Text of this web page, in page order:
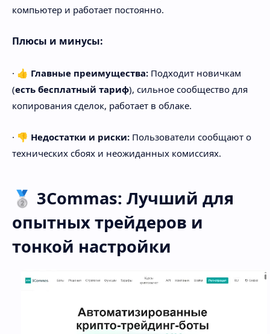
компьютер и работает постоянно.
Плюсы и минусы:
· 👍 Главные преимущества: Подходит новичкам
(есть бесплатный тариф), сильное сообщество для
копирования сделок, работает в облаке.
· 👎 Недостатки и риски: Пользователи сообщают о
технических сбоях и неожиданных комиссиях.
🥈 3Commas: Лучший для
опытных трейдеров и
тонкой настройки